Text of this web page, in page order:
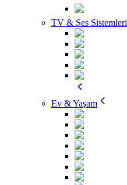
TV & Ses Sistemleri
Ev & Yaşam